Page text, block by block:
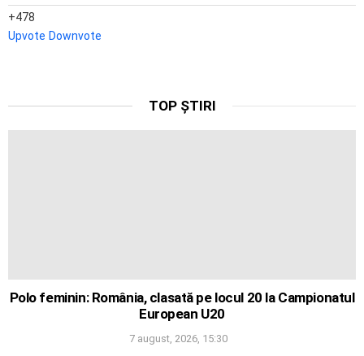
478
Upvote Downvote
TOP ȘTIRI
Polo feminin: România, clasată pe locul 20 la Campionatul
European U20
7 august, 2026, 15:30